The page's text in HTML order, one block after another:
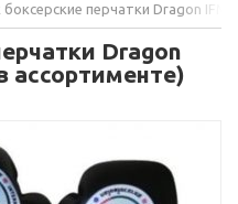
боксерские перчатки Dragon
Dragon
ассортименте)